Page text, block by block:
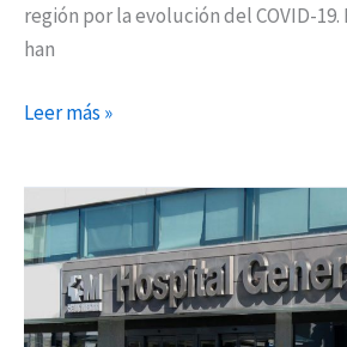
región por la evolución del COVID-
han
Leer más »
Madrid
notifica
cuatro
brotes
COVID-